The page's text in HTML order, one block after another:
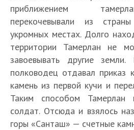
приближением
перекочевывали из
укромных местах. Долго
территории Тамерлан не
завоевывать другие земли.
полководец отдавал приказ
камень из первой кучи и
Таким способом Тамерлан
солдат. Отсюда и взялось
горы «Санташ» — счетные